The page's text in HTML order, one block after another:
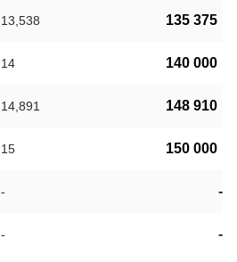
13,538 135 375
14 140 000
14,891 148 910
15 150 000
- -
- -